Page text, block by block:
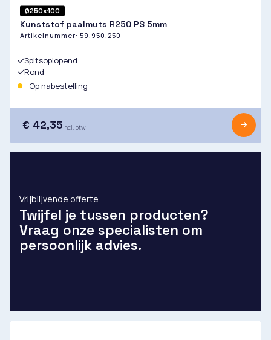
Ø250x100
Kunststof paalmuts R250 PS 5mm
Artikelnummer: 59.950.250
Spitsoplopend
Rond
Op nabestelling
€ 42,35incl. btw
Vrijblijvende offerte
Twijfel je tussen producten?
Vraag onze specialisten om
persoonlijk advies.